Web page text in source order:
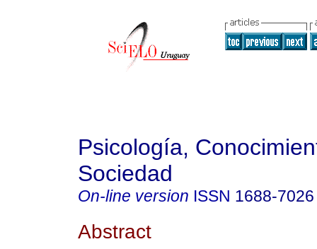
Psicología,
Sociedad
On-line version ISSN 1688-7026
Abstract